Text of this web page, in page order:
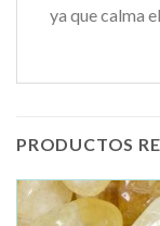
ya que calma
PRODUCTOS